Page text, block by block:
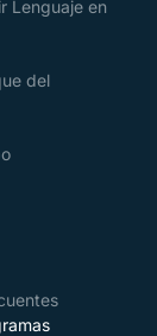
Lenguaje en
del